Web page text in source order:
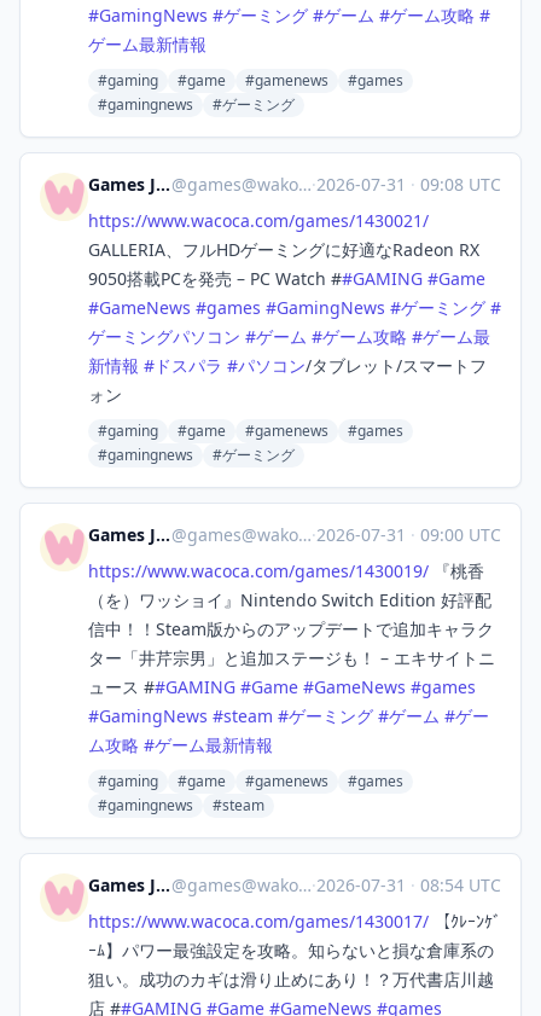
#GamingNews #ゲーミング #ゲーム #ゲーム攻略 #
ゲーム最新情報
#gaming #game #gamenews
#games
#gamingnews
#ゲーミング
Games Japan@games@wakoka.com ·2026-07-31 · 09:08 UTC
https://www.wacoca.com/games/1430021/
GALLERIA、フルHDゲーミングに好適なRadeon RX
9050搭載PCを発売 – PC Watch ##GAMING #Game
#GameNews #games #GamingNews #ゲーミング #
ゲーミングパソコン #ゲーム #ゲーム攻略 #ゲーム最
新情報 # ドスパラ #パソコン/タブレット/スマートフ
ォン
#gaming #game #gamenews
#games
#gamingnews
#ゲーミング
Games Japan@games@wakoka.com ·2026-07-31 · 09:00 UTC
https://www.wacoca.com/games/1430019/ 『桃香
（を）ワッショイ』Nintendo Switch Edition 好評配
信中！！Steam版からのアップデートで追加キャラク
ター「井芹宗男」と追加ステージも！ – エキサイトニ
ュース ##GAMING #Game #GameNews #games
#GamingNews #steam #ゲーミング #ゲーム #ゲー
ム攻略 #ゲーム最新情報
#gaming #game #gamenews
#games
#gamingnews
#steam
Games Japan@games@wakoka.com ·2026-07-31 · 08:54 UTC
https://www.wacoca.com/games/1430017/ 【ｸﾚｰﾝｹﾞ
ｰﾑ】パワー最強設定を攻略。知らないと損な倉庫系の
狙い。成功のカギは滑り止めにあり！？万代書店川越
店 ##GAMING #Game #GameNews #games